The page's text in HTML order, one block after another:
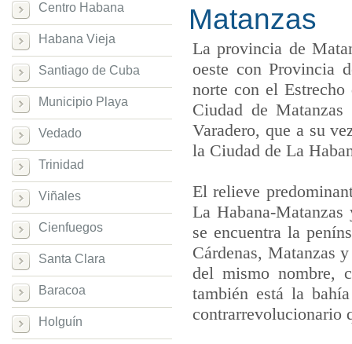
Centro Habana
Habana Vieja
Santiago de Cuba
Municipio Playa
Vedado
Trinidad
Viñales
Cienfuegos
Santa Clara
Baracoa
Holguín
Matanzas
La provincia de
oeste con Provincia
norte con el
Ciudad de
Varadero, que a su
la Ciudad de La
El relieve
La Habana-
se encuentra la
Cárdenas, Matanzas
del mismo nombre,
también está la
contrarrevolucionario